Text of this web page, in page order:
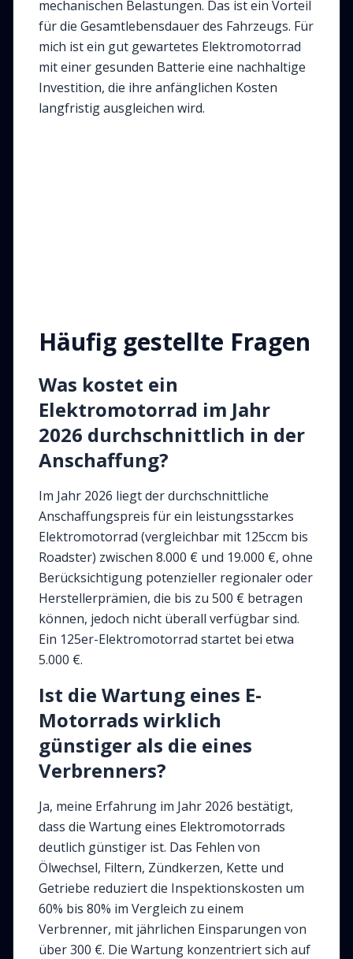
mechanischen Belastungen. Das ist ein Vorteil
für die Gesamtlebensdauer des Fahrzeugs. Für
mich ist ein gut gewartetes Elektromotorrad
mit einer gesunden Batterie eine nachhaltige
Investition, die ihre anfänglichen Kosten
langfristig ausgleichen wird.
Häufig gestellte Fragen
Was kostet ein
Elektromotorrad im Jahr
2026 durchschnittlich in der
Anschaffung?
Im Jahr 2026 liegt der durchschnittliche
Anschaffungspreis für ein leistungsstarkes
Elektromotorrad (vergleichbar mit 125ccm bis
Roadster) zwischen 8.000 € und 19.000 €, ohne
Berücksichtigung potenzieller regionaler oder
Herstellerprämien, die bis zu 500 € betragen
können, jedoch nicht überall verfügbar sind.
Ein 125er-Elektromotorrad startet bei etwa
5.000 €.
Ist die Wartung eines E-
Motorrads wirklich
günstiger als die eines
Verbrenners?
Ja, meine Erfahrung im Jahr 2026 bestätigt,
dass die Wartung eines Elektromotorrads
deutlich günstiger ist. Das Fehlen von
Ölwechsel, Filtern, Zündkerzen, Kette und
Getriebe reduziert die Inspektionskosten um
60% bis 80% im Vergleich zu einem
Verbrenner, mit jährlichen Einsparungen von
über 300 €. Die Wartung konzentriert sich auf